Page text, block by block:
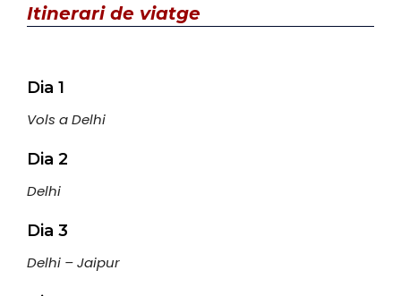
Itinerari de viatge
Dia 1
Vols a Delhi
Dia 2
Delhi
Dia 3
Delhi – Jaipur